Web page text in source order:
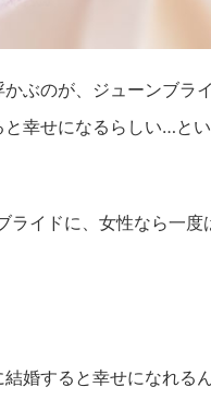
ぶのが、ジューンブラ
幸せになるらしい…と
ライドに、女性なら一
婚すると幸せになれる